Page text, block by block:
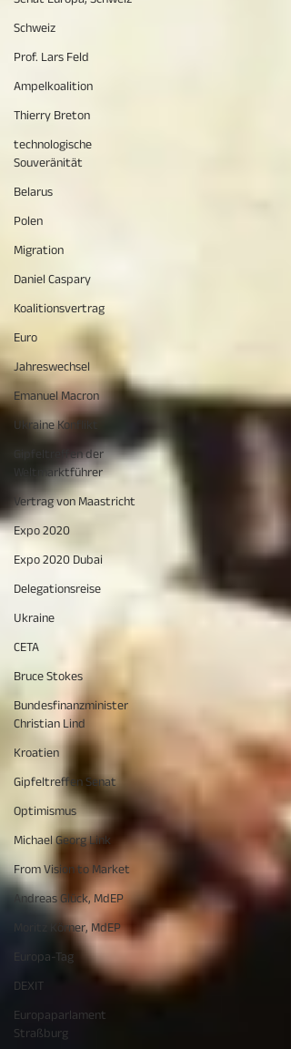
Schweiz
Prof. Lars Feld
Ampelkoalition
Thierry Breton
technologische
Souveränität
Belarus
Polen
Migration
Daniel Caspary
Koalitionsvertrag
Euro
Jahreswechsel
Emanuel Macron
Ukraine Konflikt
Gipfeltreffen der
Weltmarktführer
Vertrag von Maastricht
Expo 2020
Expo 2020 Dubai
Delegationsreise
Ukraine
CETA
Bruce Stokes
Bundesfinanzminister
Christian Lind
Kroatien
Gipfeltreffen Senat
Optimismus
Michael Georg Link
From Vision to Market
Andreas Glück, MdEP
Moritz Körner, MdEP
Europa-Tag
DEXIT
Europaparlament
Straßburg